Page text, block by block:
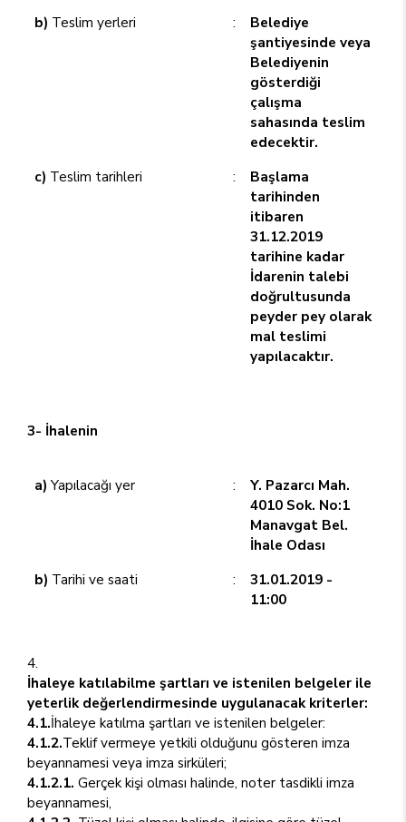
b) Teslim yerleri :
Belediye
şantiyesinde veya
Belediyenin
gösterdiği
çalışma
sahasında teslim
edecektir.
c) Teslim tarihleri :
Başlama
tarihinden
itibaren
31.12.2019
tarihine kadar
İdarenin talebi
doğrultusunda
peyder pey olarak
mal teslimi
yapılacaktır.
3- İhalenin
a)Yapılacağı yer :
Y. Pazarcı Mah.
4010 Sok. No:1
Manavgat Bel.
İhale Odası
b) Tarihi ve saati :
31.01.2019 -
11:00
İhaleye katılabilme şartları ve istenilen belgeler ile
yeterlik değerlendirmesinde uygulanacak kriterler:
4.1.İhaleye katılma şartları ve istenilen belgeler:
4.1.2.Teklif vermeye yetkili olduğunu gösteren imza
beyannamesi veya imza sirküleri;
4.1.2.1. Gerçek kişi olması halinde, noter tasdikli imza
beyannamesi,